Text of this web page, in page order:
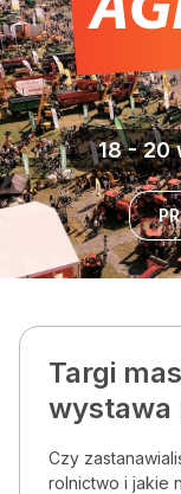
18 - 20
Targi
wystawa
Czy
rolnictwo i jakie